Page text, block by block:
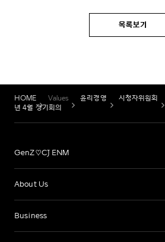
목록보기
HOME Values 윤리경영 시청자위원회
년 4월 정기회의
GenZ♡CJ ENM
About Us
Business